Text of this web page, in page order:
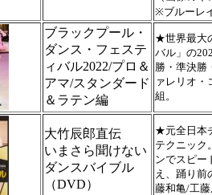
※ブルーレ
ブラックプール・
ダンス・フェステ
ィバル2022/プロ＆
アマ/スタンダード
＆ラテン編
★世界最大
バル」の
勝・準決勝
ァレリオ
組。
大竹辰郎直伝
いまさら聞けない
ダンスバイブル
（DVD）
★元全日本
テクニック
ンでスピー
え、踊り前
藤和亀/工